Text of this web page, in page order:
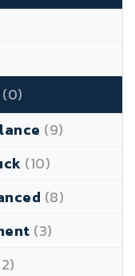
(0)
(9)
(10)
(8)
(3)